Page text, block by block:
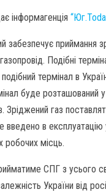
інформагенція
забезпечує приймання
Подібні
термінал в
буде
газ
в експлуатацію
робочих місць.
СПГ з усього
України від